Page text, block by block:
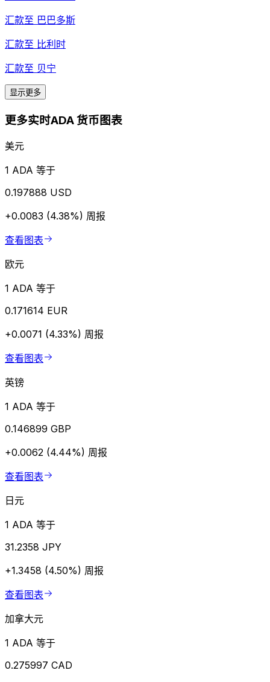
汇款至 巴巴多斯
汇款至 比利时
汇款至 贝宁
显示更多
更多实时ADA 货币图表
美元
1 ADA 等于
0.197888 USD
+0.0083 (4.38%) 周报
查看图表
欧元
1 ADA 等于
0.171614 EUR
+0.0071 (4.33%) 周报
查看图表
英镑
1 ADA 等于
0.146899 GBP
+0.0062 (4.44%) 周报
查看图表
日元
1 ADA 等于
31.2358 JPY
+1.3458 (4.50%) 周报
查看图表
加拿大元
1 ADA 等于
0.275997 CAD